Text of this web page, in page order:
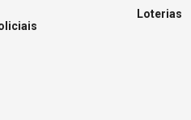
Loterias